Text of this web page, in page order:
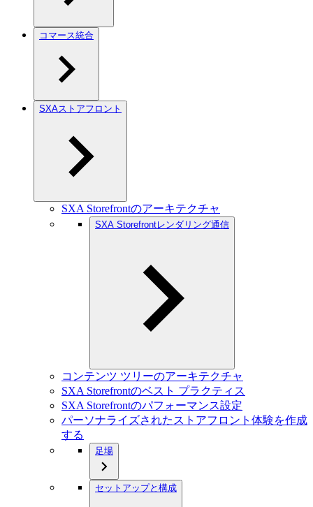
コマース統合
SXAストアフロント
SXA Storefrontのアーキテクチャ
SXA Storefrontレンダリング通信
コンテンツ ツリーのアーキテクチャ
SXA Storefrontのベスト プラクティス
SXA Storefrontのパフォーマンス設定
パーソナライズされたストアフロント体験を作成
する
足場
セットアップと構成